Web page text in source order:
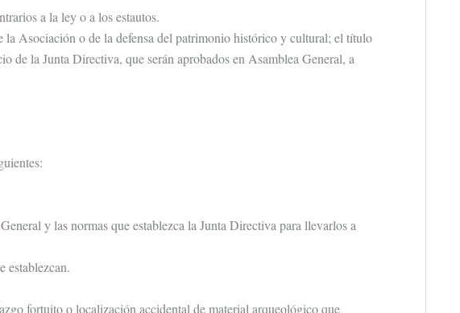
a la ley o a los estautos.
la Asociación o de la defensa del patrimonio histórico y cultural; el título
la Junta Directiva, que serán aprobados en Asamblea General, a
y las normas que establezca la Junta Directiva para llevarlos a
establezcan.
fortuito o localización accidental de material arqueológico que